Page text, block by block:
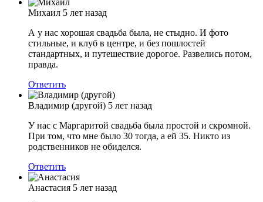
Михаил 5 лет назад
А у нас хорошая свадьба была, не стыдно. И фото
стильные, и клуб в центре, и без пошлостей
стандартных, и путешествие дорогое. Развелись потом,
правда.
Ответить
Владимир (другой) 5 лет назад
У нас с Маргаритой свадьба была простой и скромной.
При том, что мне было 30 тогда, а ей 35. Никто из
родственников не обиделся.
Ответить
Анастасия 5 лет назад